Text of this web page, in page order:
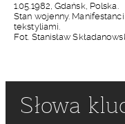
1.05.1982, Gdańsk, Polska.
Stan wojenny.
tekstyliami.
Fot. Stanisław
Słowa